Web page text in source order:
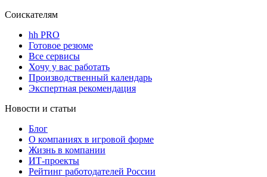
Соискателям
hh PRO
Готовое резюме
Все сервисы
Хочу у вас работать
Производственный календарь
Экспертная рекомендация
Новости и статьи
Блог
О компаниях в игровой форме
Жизнь в компании
ИТ-проекты
Рейтинг работодателей России